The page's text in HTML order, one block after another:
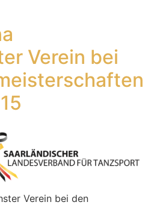
Verein bei
Verein bei den